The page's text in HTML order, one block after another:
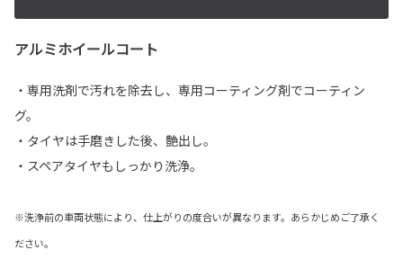
アルミホイールコート
・専用洗剤で汚れを除去し、専用コーティング剤でコーティン
グ。
・タイヤは手磨きした後、艶出し。
・スペアタイヤもしっかり洗浄。
※洗浄前の車両状態により、仕上がりの度合いが異なります。あらかじめご了承く
ださい。